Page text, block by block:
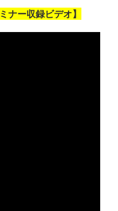
ナー収録ビデオ】